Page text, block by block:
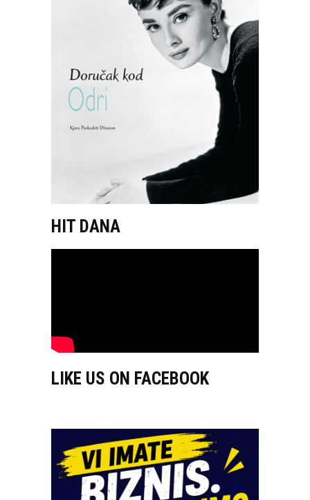
HIT DANA
LIKE US ON FACEBOOK